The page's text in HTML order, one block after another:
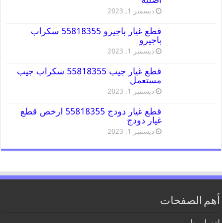
ديسمبر 1, 2023
قطع غيار باجيرو 55818355 سكراب
باجيرو
ديسمبر 1, 2023
قطع غيار جيب 55818355 سكراب جيب
مستعمل
ديسمبر 1, 2023
قطع غيار دودج 55818355 ارخص قطع
غيار دودج
ديسمبر 1, 2023
أهم الصفحات